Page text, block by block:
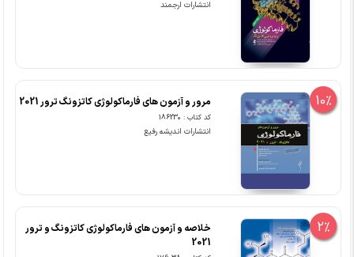
انتشارات ارجمند
10% مرور و آزمون های فارماکولوژی کاتزونگ ترور 2021
کد کتاب : 186230
انتشارات اندیشه رفیع
2%
خلاصه و آزمون های فارماکولوژی کاتزونگ و ترور
2021